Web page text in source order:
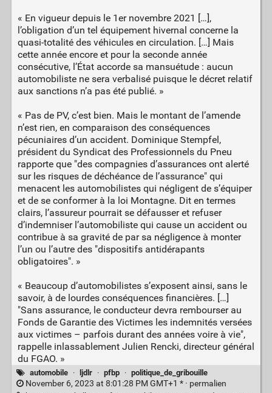
« En vigueur depuis le 1er novembre 2021 […],
l’obligation d’un tel équipement hivernal concerne la
quasi-totalité des véhicules en circulation. […] Mais
cette année encore et pour la seconde année
consécutive, l’État accorde sa mansuétude : aucun
automobiliste ne sera verbalisé puisque le décret relatif
aux sanctions n’a pas été publié. »
« Pas de PV, c’est bien. Mais le montant de l’amende
n’est rien, en comparaison des conséquences
pécuniaires d’un accident. Dominique Stempfel,
président du Syndicat des Professionnels du Pneu
rapporte que "des compagnies d’assurances ont alerté
sur les risques de déchéance de l’assurance" qui
menacent les automobilistes qui négligent de s’équiper
et de se conformer à la loi Montagne. Dit en termes
clairs, l’assureur pourrait se défausser et refuser
d’indemniser l’automobiliste qui cause un accident ou
contribue à sa gravité de par sa négligence à monter
l’un ou l’autre des "dispositifs antidérapants
obligatoires". »
« Beaucoup d’automobilistes s’exposent ainsi, sans le
savoir, à de lourdes conséquences financières. […]
"Sans assurance, le conducteur devra rembourser au
Fonds de Garantie des Victimes les indemnités versées
aux victimes – parfois durant des années voire à vie",
rappelle inlassablement Julien Rencki, directeur général
du FGAO. »
automobile · ljdlr · pfbp · politique_de_gribouille
November 6, 2023 at 8:01:28 PM GMT+1 * · permalien